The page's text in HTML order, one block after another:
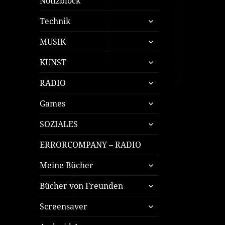
Technik
untermenü
öffnen
MUSIK
untermenü
öffnen
KUNST
untermenü
öffnen
RADIO
untermenü
öffnen
Games
untermenü
öffnen
SOZIALES
untermenü
öffnen
ERRORCOMPANY – RADIO
Meine Bücher
untermenü
öffnen
Bücher von Freunden
untermenü
öffnen
Screensaver
untermenü
öffnen